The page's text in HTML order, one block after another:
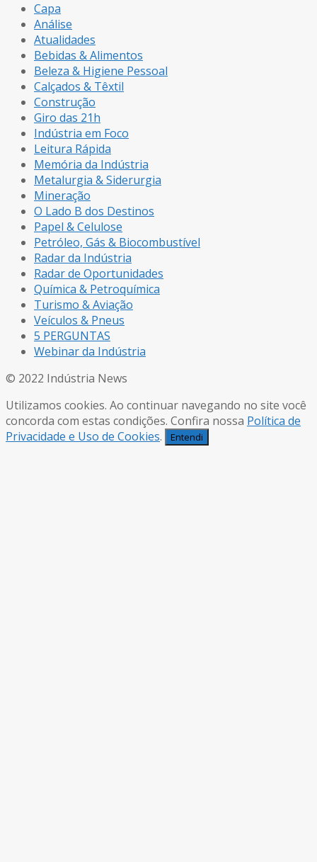
Capa
Análise
Atualidades
Bebidas & Alimentos
Beleza & Higiene Pessoal
Calçados & Têxtil
Construção
Giro das 21h
Indústria em Foco
Leitura Rápida
Memória da Indústria
Metalurgia & Siderurgia
Mineração
O Lado B dos Destinos
Papel & Celulose
Petróleo, Gás & Biocombustível
Radar da Indústria
Radar de Oportunidades
Química & Petroquímica
Turismo & Aviação
Veículos & Pneus
5 PERGUNTAS
Webinar da Indústria
© 2022 Indústria News
Utilizamos cookies. Ao continuar navegando no site você
concorda com estas condições. Confira nossa Política de
Privacidade e Uso de Cookies. Entendi